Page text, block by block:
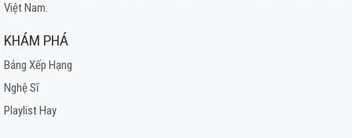
Việt Nam.
KHÁM PHÁ
Bảng Xếp Hạng
Nghệ Sĩ
Playlist Hay